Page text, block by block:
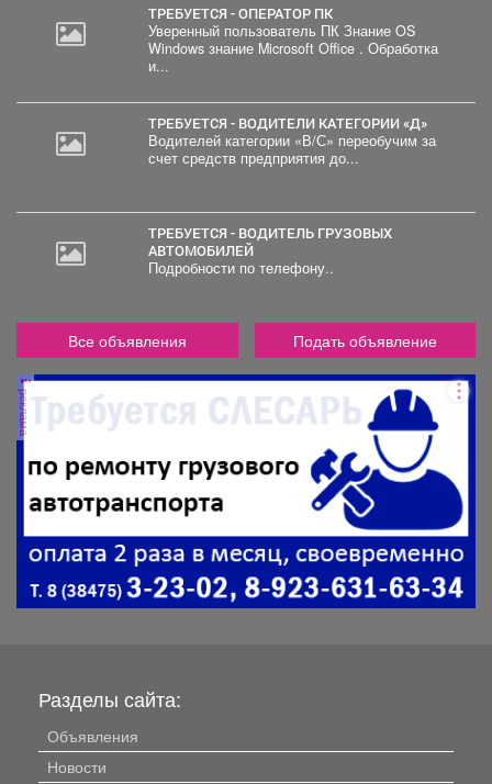
ТРЕБУЕТСЯ - ОПЕРАТОР ПК
Уверенный пользователь ПК Знание OS
Windows знание Microsoft Office . Обработка
и...
ТРЕБУЕТСЯ - ВОДИТЕЛИ КАТЕГОРИИ «Д»
Водителей категории «В/С» переобучим за
счет средств предприятия до...
ТРЕБУЕТСЯ - ВОДИТЕЛЬ ГРУЗОВЫХ
АВТОМОБИЛЕЙ
Подробности по телефону..
Все объявления Подать объявление
реклама
Разделы сайта:
Объявления
Новости